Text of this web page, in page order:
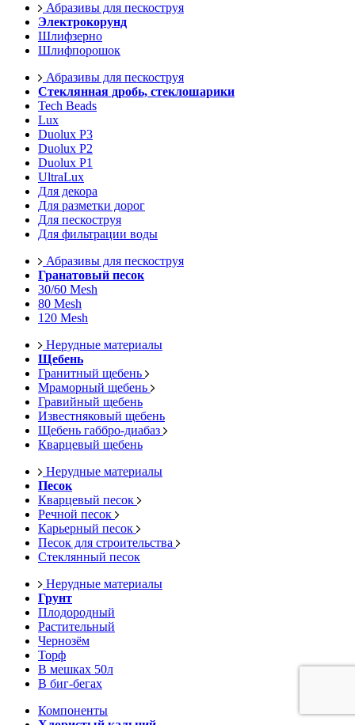
Абразивы для пескоструя
Электрокорунд
Шлифзерно
Шлифпорошок
Абразивы для пескоструя
Стеклянная дробь, стеклошарики
Tech Beads
Lux
Duolux P3
Duolux P2
Duolux P1
UltraLux
Для декора
Для разметки дорог
Для пескоструя
Для фильтрации воды
Абразивы для пескоструя
Гранатовый песок
30/60 Mesh
80 Mesh
120 Mesh
Нерудные материалы
Щебень
Гранитный щебень
Мраморный щебень
Гравийный щебень
Известняковый щебень
Щебень габбро-диабаз
Кварцевый щебень
Нерудные материалы
Песок
Кварцевый песок
Речной песок
Карьерный песок
Песок для строительства
Стеклянный песок
Нерудные материалы
Грунт
Плодородный
Растительный
Чернозём
Торф
В мешках 50л
В биг-бегах
Компоненты